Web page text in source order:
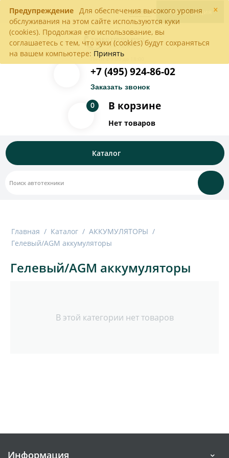
×
Предупреждение Для обеспечения высокого уровня
обслуживания на этом сайте используются куки
(cookies). Продолжая его использование, вы
соглашаетесь с тем, что куки (cookies) будут сохраняться
на вашем компьютере: Принять
Войти Регистрация
Пн-Пт с 9:00 до 18:00
+7 (495) 924-86-02
Заказать звонок
В корзине
0
Нет товаров
Каталог
Главная / Каталог / АККУМУЛЯТОРЫ /
Гелевый/AGM аккумуляторы
Гелевый/AGM аккумуляторы
В этой категории нет товаров
Информация